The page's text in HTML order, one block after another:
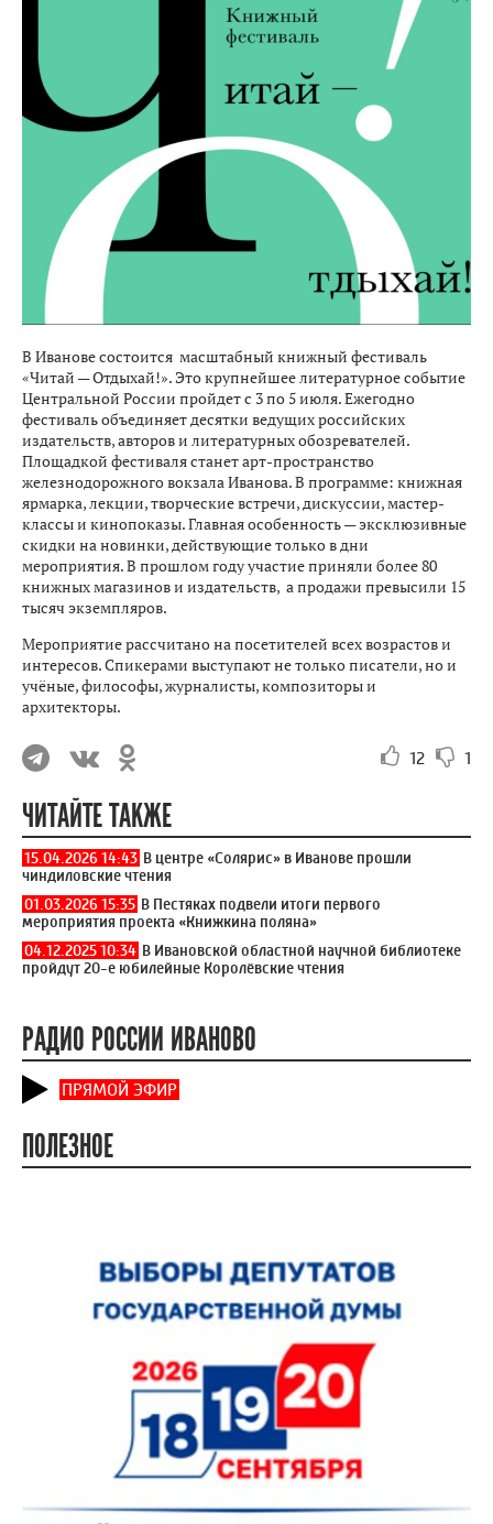
В Иванове состоится масштабный книжный фестиваль
«Читай — Отдыхай!». Это крупнейшее литературное событие
Центральной России пройдет с 3 по 5 июля. Ежегодно
фестиваль объединяет десятки ведущих российских
издательств, авторов и литературных обозревателей.
Площадкой фестиваля станет арт-пространство
железнодорожного вокзала Иванова. В программе: книжная
ярмарка, лекции, творческие встречи, дискуссии, мастер-
классы и кинопоказы. Главная особенность — эксклюзивные
скидки на новинки, действующие только в дни
мероприятия. В прошлом году участие приняли более 80
книжных магазинов и издательств, а продажи превысили 15
тысяч экземпляров.
Мероприятие рассчитано на посетителей всех возрастов и
интересов. Спикерами выступают не только писатели, но и
учёные, философы, журналисты, композиторы и
архитекторы.
12 1
ЧИТАЙТЕ ТАКЖЕ
15.04.2026 14:43 В центре «Солярис» в Иванове прошли
чиндиловские чтения
01.03.2026 15:35 В Пестяках подвели итоги первого
мероприятия проекта «Книжкина поляна»
04.12.2025 10:34 В Ивановской областной научной библиотеке
пройдут 20-е юбилейные Королёвские чтения
РАДИО РОССИИ ИВАНОВО
ПРЯМОЙ ЭФИР
ПОЛЕЗНОЕ